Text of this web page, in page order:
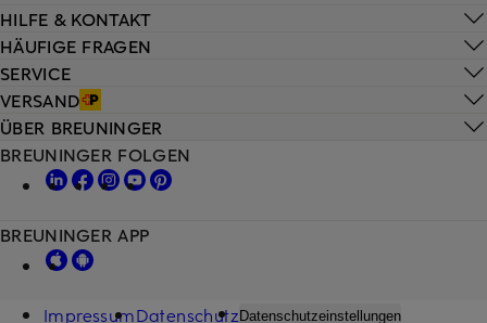
HILFE & KONTAKT
HÄUFIGE FRAGEN
SERVICE
VERSAND
ÜBER BREUNINGER
BREUNINGER FOLGEN
BREUNINGER APP
ImpressumDatenschutz Datenschutzeinstellungen